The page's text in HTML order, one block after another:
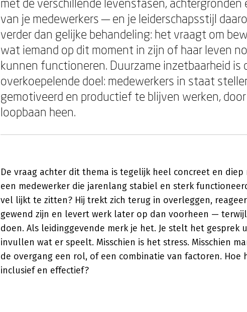
van je medewerkers — en je leiderschapsstijl
verder dan gelijke behandeling: het vraagt om
wat iemand op dit moment in zijn of haar leven
kunnen functioneren. Duurzame inzetbaarheid is
overkoepelende doel: medewerkers in staat
gemotiveerd en productief te blijven werken,
loopbaan heen.
De vraag achter dit thema is tegelijk heel concreet en diep
een medewerker die jarenlang stabiel en sterk
vel lijkt te zitten? Hij trekt zich terug in overleggen,
gewend zijn en levert werk later op dan voorheen —
doen. Als leidinggevende merk je het. Je stelt het gesprek
invullen wat er speelt. Misschien is het stress. Misschien
de overgang een rol, of een combinatie van factoren.
inclusief en effectief?